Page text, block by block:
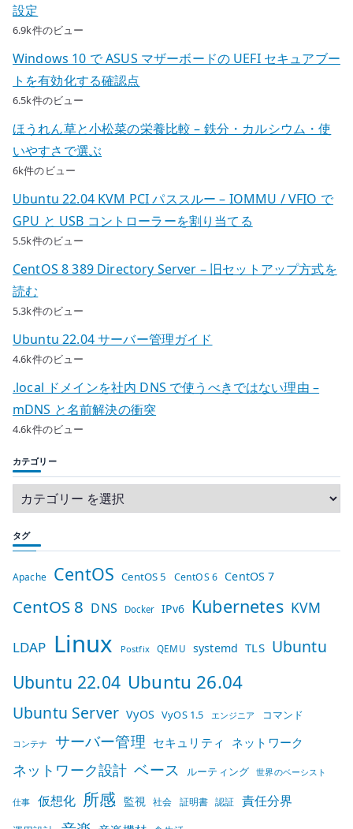
設定
6.9k件のビュー
Windows 10 で ASUS マザーボードの UEFI セキュアブー
トを有効化する確認点
6.5k件のビュー
ほうれん草と小松菜の栄養比較 – 鉄分・カルシウム・使
いやすさで選ぶ
6k件のビュー
Ubuntu 22.04 KVM PCI パススルー – IOMMU / VFIO で
GPU と USB コントローラーを割り当てる
5.5k件のビュー
CentOS 8 389 Directory Server – 旧セットアップ方式を
読む
5.3k件のビュー
Ubuntu 22.04 サーバー管理ガイド
4.6k件のビュー
.local ドメインを社内 DNS で使うべきではない理由 –
mDNS と名前解決の衝突
4.6k件のビュー
カテゴリー
タグ
Apache CentOS CentOS 5 CentOS 6 CentOS 7
CentOS 8 DNS Docker IPv6 Kubernetes KVM
LDAP Linux Postfix QEMU systemd TLS Ubuntu
Ubuntu 22.04 Ubuntu 26.04
Ubuntu Server VyOS VyOS 1.5 エンジニア コマンド
コンテナ サーバー管理 セキュリティ ネットワーク
ネットワーク設計 ベース ルーティング 世界のベーシスト
仕事 仮想化 所感 監視 社会 証明書 認証 責任分界